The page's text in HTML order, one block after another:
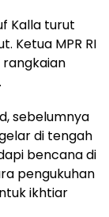
Kalla turut
Ketua MPR RI
sebelumnya
di tengah
bencana di
pengukuhan
ikhtiar